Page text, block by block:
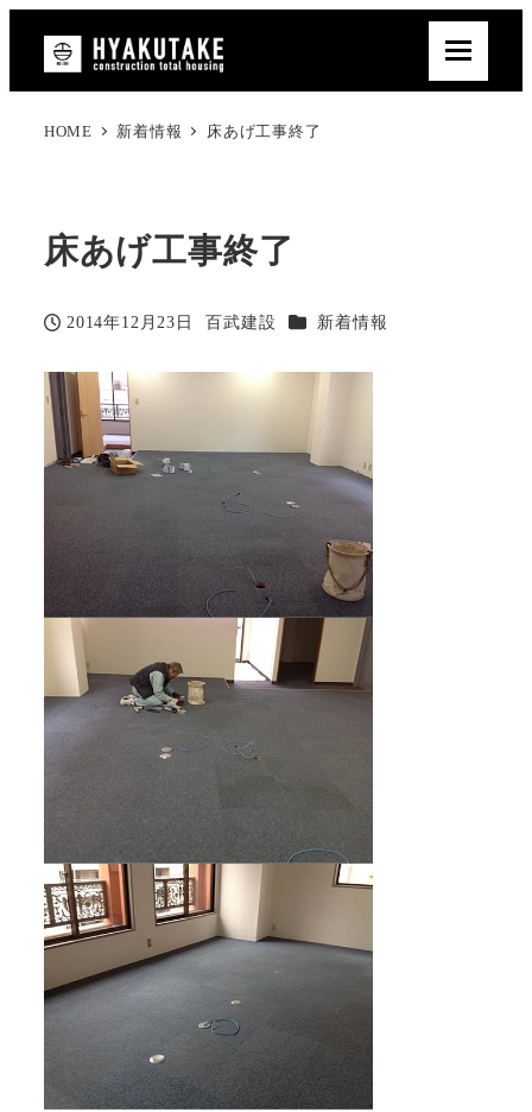
HOME 新着情報 床あげ工事終了
床あげ工事終了
投稿日
2014年12月23日
著
百武建設 カテゴリー
新着情報